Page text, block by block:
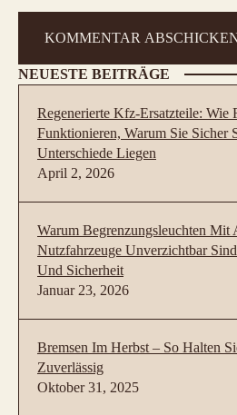
NEUESTE BEITRÄGE
Regenerierte Kfz-Ersatzteile: Wie
Funktionieren, Warum Sie Sicher
Unterschiede Liegen
April 2, 2026
Warum Begrenzungsleuchten Mit
Nutzfahrzeuge Unverzichtbar
Und Sicherheit
Januar 23, 2026
Bremsen Im Herbst – So Halten
Zuverlässig
Oktober 31, 2025